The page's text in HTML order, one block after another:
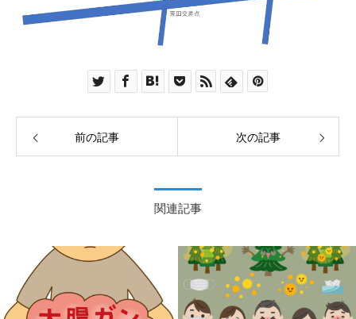
前の記事 次の記事
関連記事